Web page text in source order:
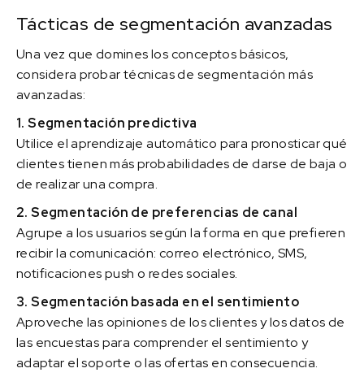
Tácticas de segmentación avanzadas
Una vez que domines los conceptos básicos,
considera probar técnicas de segmentación más
avanzadas:
1. Segmentación predictiva
Utilice el aprendizaje automático para pronosticar qué
clientes tienen más probabilidades de darse de baja o
de realizar una compra.
2. Segmentación de preferencias de canal
Agrupe a los usuarios según la forma en que prefieren
recibir la comunicación: correo electrónico, SMS,
notificaciones push o redes sociales.
3. Segmentación basada en el sentimiento
Aproveche las opiniones de los clientes y los datos de
las encuestas para comprender el sentimiento y
adaptar el soporte o las ofertas en consecuencia.